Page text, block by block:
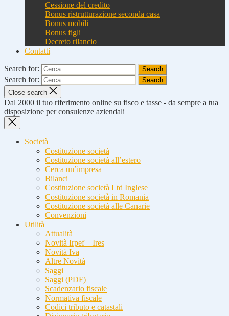
Cessione del credito
Bonus ristrutturazione seconda casa
Bonus mobili
Bonus figli
Decreto rilancio
Contatti
Search for:
Search for:
Close search
Dal 2000 il tuo riferimento online su fisco e tasse - da sempre a tua
disposizione per consulenze aziendali
Società
Costituzione società
Costituzione società all’estero
Cerca un’impresa
Bilanci
Costituzione società Ltd Inglese
Costituzione società in Romania
Costituzione società alle Canarie
Convenzioni
Utilità
Attualità
Novità Irpef – Ires
Novità Iva
Altre Novità
Saggi
Saggi (PDF)
Scadenzario fiscale
Normativa fiscale
Codici tributo e catastali